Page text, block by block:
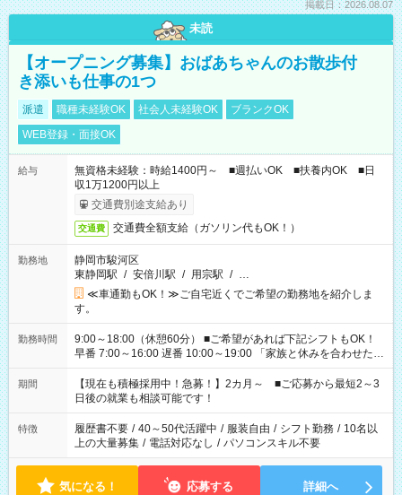
掲載日：2026.08.07
未読
【オープニング募集】おばあちゃんのお散歩付
き添いも仕事の1つ
派遣 職種未経験OK 社会人未経験OK
ブランクOK
WEB登録・面接OK
給与
無資格未経験：時給1400円～ ■週払いOK ■扶養内OK ■日
収1万1200円以上
交通費別途支給あり
交通費 交通費全額支給（ガソリン代もOK！）
勤務地
静岡市駿河区
東静岡駅 / 安倍川駅 / 用宗駅 / …
≪車通勤もOK！≫ご自宅近くでご希望の勤務地を紹介しま
す。
勤務時間
9:00～18:00（休憩60分） ■ご希望があれば下記シフトもOK！
早番 7:00～16:00 遅番 10:00～19:00 「家族と休みを合わせた
い」 「余裕を持って夕飯の準備がしたい」 「できれば残業はし
たくない」 など、ご希望を教えてくださいね。 ※Wワーク希望
の方へ 今ご覧のお仕事で希望する勤務時間と、もう1つのお仕事
の勤務時間。 合計で週40時間を超える場合は応募できません。
期間
【現在も積極採用中！急募！】2カ月～ ■ご応募から最短2～3
日後の就業も相談可能です！
特徴 履歴書不要 / 40～50代活躍中 / 服装自由 / シフト勤務 / 10名以
上の大量募集 / 電話対応なし / パソコンスキル不要
気になる！ 応募する 詳細へ